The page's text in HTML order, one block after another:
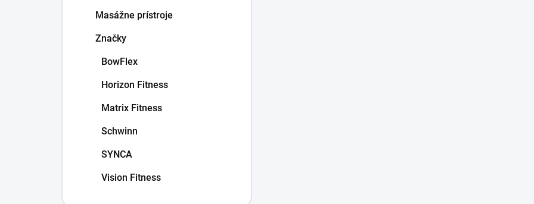
Masážne prístroje
Značky
BowFlex
Horizon Fitness
Matrix Fitness
Schwinn
SYNCA
Vision Fitness